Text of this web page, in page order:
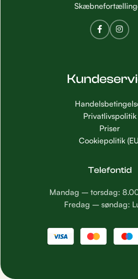
Privatlivspolitik
Priser
Cookiepolitik
Telefontid
Mandag – torsdag:
Fredag – søndag: